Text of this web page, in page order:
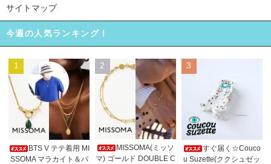
サイトマップ
今週の人気ランキング！
1
BTS V テテ着用 MI
SSOMA マラカイト＆パ
2
MISSOMA(ミッソ
マ) ゴールド DOUBLE C
3
すぐ届く☆Couco
u Suzette(ククシュゼッ